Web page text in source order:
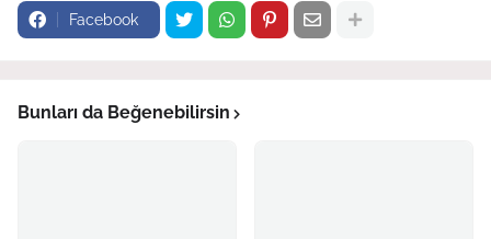
Facebook
Bunları da Beğenebilirsin